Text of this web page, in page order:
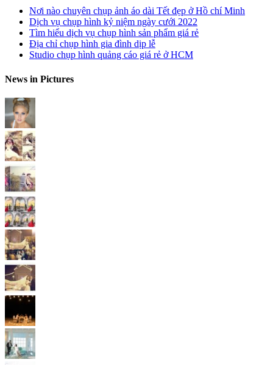
Nơi nào chuyên chụp ảnh áo dài Tết đẹp ở Hồ chí Minh
Dịch vụ chụp hình kỷ niệm ngày cưới 2022
Tìm hiểu dịch vụ chụp hình sản phẩm giá rẻ
Địa chỉ chụp hình gia đình dịp lễ
Studio chụp hình quảng cáo giá rẻ ở HCM
News in Pictures